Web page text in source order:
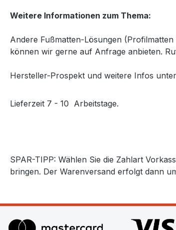
Weitere Informationen zum Thema:
Andere Fußmatten-Lösungen
können wir gerne auf Anfrage anbieten.
Hersteller-Prospekt und weitere Infos unter
Lieferzeit 7 - 10 Arbeitstage.
SPAR-TIPP: Wählen Sie die Zahlart
bringen. Der Warenversand erfolgt dann